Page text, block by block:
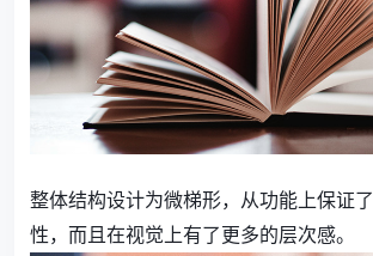
整体结构设计为微梯形，从功能上保证
性，而且在视觉上有了更多的层次感。